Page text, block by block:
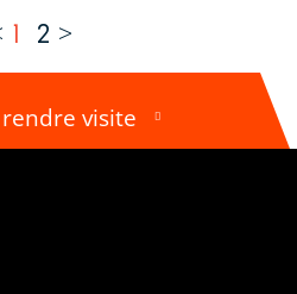
1 2
visite